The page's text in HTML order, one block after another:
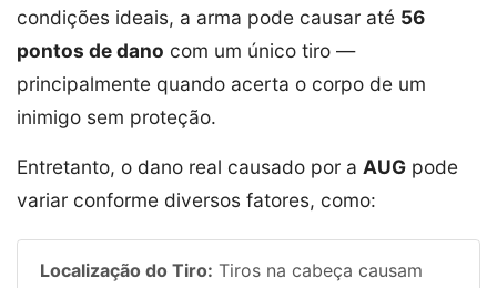
condições ideais, a arma pode causar até 56
pontos de dano com um único tiro —
principalmente quando acerta o corpo de um
inimigo sem proteção.
Entretanto, o dano real causado por a AUG pode
variar conforme diversos fatores, como:
Localização do Tiro: Tiros na cabeça causam